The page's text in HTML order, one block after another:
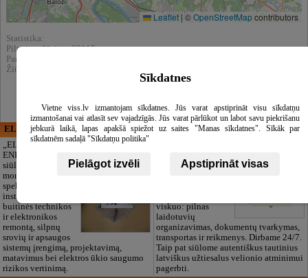
Leaflet | ©OpenStreetMapcontributors
Statistika:
Pilnai peržūrėta : 32115
Parodytas paieškos rezultatuose : 544022
Žiūrėti kataloge :
ELECTRIC ENERGY
„ELECTRIC
ENERGY Kandava“
siūlo pilną elektros
montavimo darbų
spektrą,
instaliacijos,
buitinės technikos
ir elektronikos
remontą, silpnų
srovių ir apsaugos
sistemų įrengimą, projektavimą,
matavimus bei elektros ūkio saugumo
rizikos vertinimą.
CĒSU APBEDĪŠANAS
atsisveikinimas be
viskuo: pilnas
laidotuvių
organizavimas, dokumentų tvarkymas,
transportas ir reikmenys. Dirbame 24/7.
Taip pat siūlome autentiškus tautinius
latviškus užtiesalus velionio atminimui
pagerbti.
Sīkdatnes
Vietne viss.lv izmantojam sīkdatnes. Jūs varat apstiprināt visu sīkdatņu
izmantošanai vai atlasīt sev vajadzīgās. Jūs varat pārlūkot un labot savu piekrišanu
jebkurā laikā, lapas apakšā spiežot uz saites "Manas sīkdatnes". Sīkāk par
sīkdatnēm sadaļā "Sīkdatņu politika"
Pielāgot izvēli Apstiprināt visas